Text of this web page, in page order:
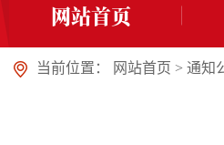
网站首页
当前位置： 网站首页 > 通知